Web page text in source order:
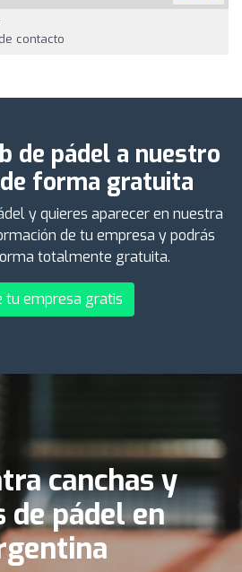
contacto
de pádel a nuestro
forma gratuita
y quieres aparecer en nuestra
de tu empresa y podrás
totalmente gratuita.
tu empresa gratis
canchas y
de pádel en